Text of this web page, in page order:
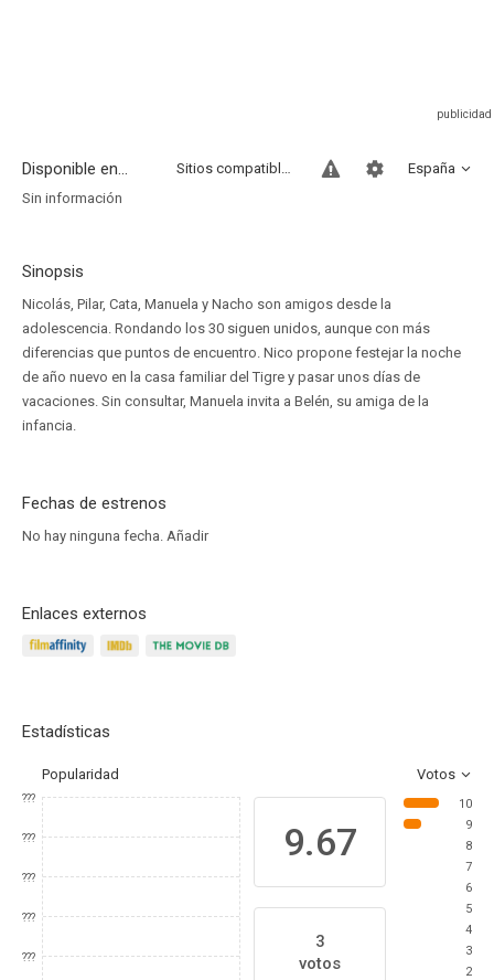
Disponible en... España
Sitios compatibles
Sin información
Sinopsis
Nicolás, Pilar, Cata, Manuela y Nacho son amigos desde la
adolescencia. Rondando los 30 siguen unidos, aunque con más
diferencias que puntos de encuentro. Nico propone festejar la noche
de año nuevo en la casa familiar del Tigre y pasar unos días de
vacaciones. Sin consultar, Manuela invita a Belén, su amiga de la
infancia.
Fechas de estrenos
No hay ninguna fecha. Añadir
Enlaces externos
Estadísticas
Popularidad Votos
???
???
???
???
???
9.67
3
votos
10
9
8
7
6
5
4
3
2